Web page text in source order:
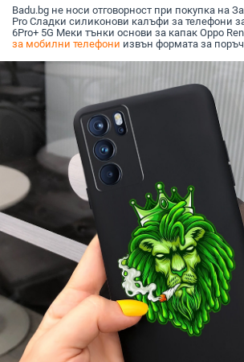
Badu.bg не носи отговорност при покупка на
Pro Сладки силиконови калъфи за телефони
6Pro+ 5G Меки тънки основи за капак Oppo
за мобилни телефони извън формата за